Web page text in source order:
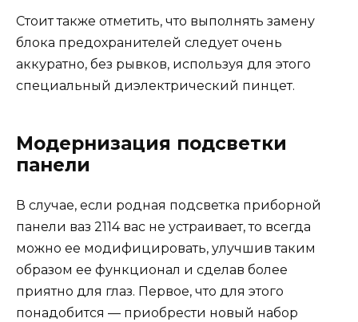
Стоит также отметить, что выполнять замену
блока предохранителей следует очень
аккуратно, без рывков, используя для этого
специальный диэлектрический пинцет.
Модернизация подсветки
панели
В случае, если родная подсветка приборной
панели ваз 2114 вас не устраивает, то всегда
можно ее модифицировать, улучшив таким
образом ее функционал и сделав более
приятно для глаз. Первое, что для этого
понадобится — приобрести новый набор